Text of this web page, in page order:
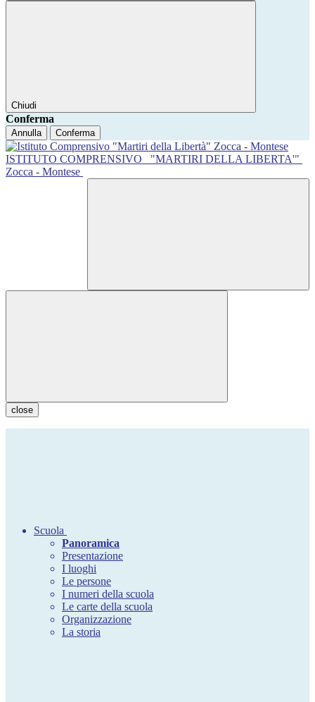
Chiudi
Conferma
Annulla Conferma
ISTITUTO COMPRENSIVO
"MARTIRI DELLA LIBERTA'"
Zocca - Montese
close
Scuola
Panoramica
Presentazione
I luoghi
Le persone
I numeri della scuola
Le carte della scuola
Organizzazione
La storia